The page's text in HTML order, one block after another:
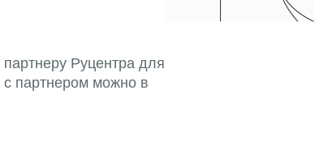
Руцентра для
с партнером можно в